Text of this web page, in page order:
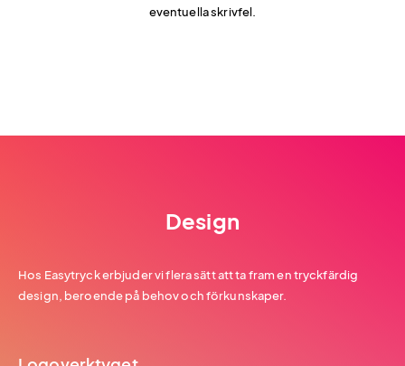
eventuella skrivfel.
Design
Hos Easytryck erbjuder vi flera sätt att ta fram en tryckfärdig
design, beroende på behov och förkunskaper.